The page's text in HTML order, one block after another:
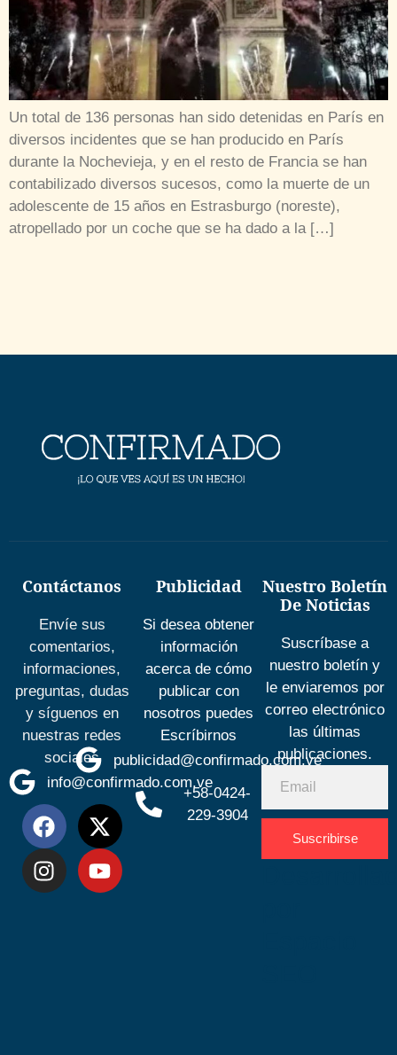
Un total de 136 personas han sido detenidas en París en
diversos incidentes que se han producido en París
durante la Nochevieja, y en el resto de Francia se han
contabilizado diversos sucesos, como la muerte de un
adolescente de 15 años en Estrasburgo (noreste),
atropellado por un coche que se ha dado a la […]
Contáctanos
Envíe sus
comentarios,
informaciones,
preguntas, dudas
y síguenos en
nuestras redes
sociales
info@confirmado.com.ve
Publicidad
Si desea obtener
información
acerca de cómo
publicar con
nosotros puedes
Escríbirnos
publicidad@confirmado.com.ve
+58-0424-
229-3904
Nuestro Boletín
De Noticias
Suscríbase a
nuestro boletín y
le enviaremos por
correo electrónico
las últimas
publicaciones.
Suscribirse